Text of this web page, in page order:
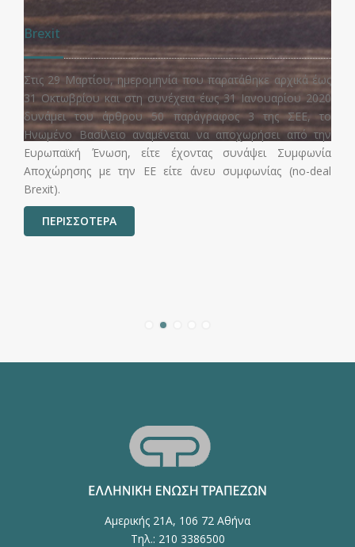
Brexit
Στις 29 Μαρτίου, ημερομηνία που παρατάθηκε αρχικά έως
31 Οκτωβρίου και στη συνέχεια έως 31 Ιανουαρίου 2020
δυνάμει του άρθρου 50 παράγραφος 3 της ΣΕΕ, το
Ηνωμένο Βασίλειο αναμένεται να αποχωρήσει από την
Ευρωπαϊκή Ένωση, είτε έχοντας συνάψει Συμφωνία
Αποχώρησης με την ΕΕ είτε άνευ συμφωνίας (no-deal
Brexit).
ΠΕΡΙΣΣΟΤΕΡΑ
Αμερικής 21Α, 106 72 Αθήνα
Τηλ.: 210 3386500